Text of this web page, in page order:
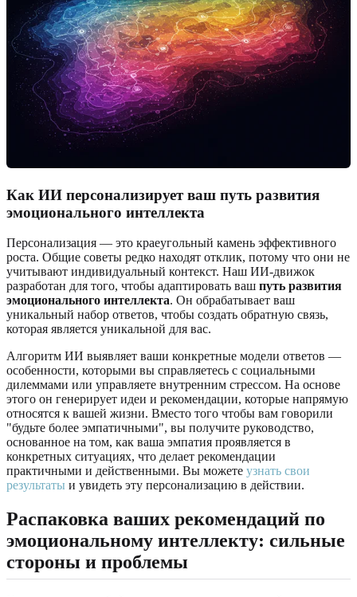
Как ИИ персонализирует ваш путь развития
эмоционального интеллекта
Персонализация — это краеугольный камень эффективного
роста. Общие советы редко находят отклик, потому что они не
учитывают индивидуальный контекст. Наш ИИ-движок
разработан для того, чтобы адаптировать ваш путь развития
эмоционального интеллекта. Он обрабатывает ваш
уникальный набор ответов, чтобы создать обратную связь,
которая является уникальной для вас.
Алгоритм ИИ выявляет ваши конкретные модели ответов —
особенности, которыми вы справляетесь с социальными
дилеммами или управляете внутренним стрессом. На основе
этого он генерирует идеи и рекомендации, которые напрямую
относятся к вашей жизни. Вместо того чтобы вам говорили
"будьте более эмпатичными", вы получите руководство,
основанное на том, как ваша эмпатия проявляется в
конкретных ситуациях, что делает рекомендации
практичными и действенными. Вы можете узнать свои
результаты и увидеть эту персонализацию в действии.
Распаковка ваших рекомендаций по
эмоциональному интеллекту: сильные
стороны и проблемы